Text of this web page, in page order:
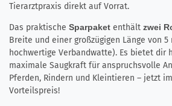
Tierarztpraxis direkt auf Vorrat.
Das praktische Sparpaket enthält zwei
Breite und einer großzügigen Länge von 5
hochwertige Verbandwatte). Es bietet dir
maximale Saugkraft für anspruchsvolle
Pferden, Rindern und Kleintieren – jetzt
Vorteilspreis!